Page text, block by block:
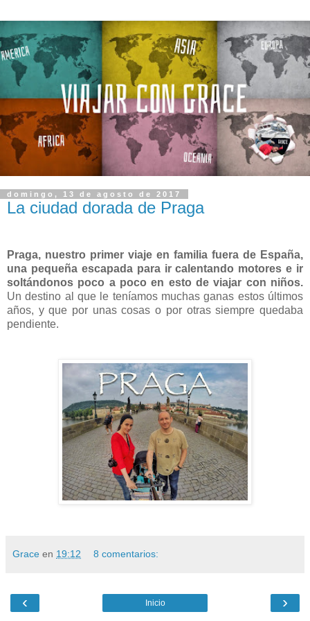
domingo, 13 de agosto de 2017
La ciudad dorada de Praga
Praga, nuestro primer viaje en familia fuera de España,
una pequeña escapada para ir calentando motores e ir
soltándonos poco a poco en esto de viajar con niños.
Un destino al que le teníamos muchas ganas estos últimos
años, y que por unas cosas o por otras siempre quedaba
pendiente.
Grace en 19:12 8 comentarios:
‹ ›
Inicio